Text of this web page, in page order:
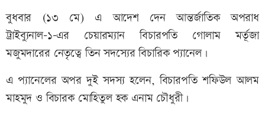
বুধবার (১৩ মে) এ আদেশ দেন আন্তর্জাতিক অপরাধ
ট্রাইব্যুনাল-১-এর চেয়ারম্যান বিচারপতি গোলাম মর্তূজা
মজুমদারের নেতৃত্বে তিন সদস্যের বিচারিক প্যানেল।
এ প্যানেলের অপর দুই সদস্য হলেন, বিচারপতি শফিউল আলম
মাহমুদ ও বিচারক মোহিতুল হক এনাম চৌধুরী।